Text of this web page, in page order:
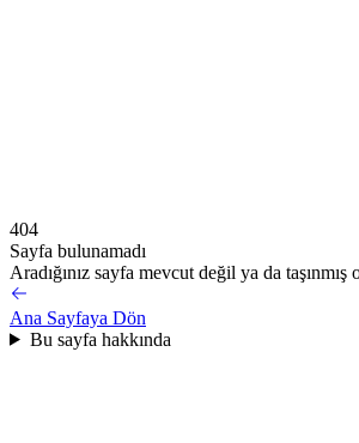
404
Sayfa bulunamadı
Aradığınız sayfa mevcut değil ya da taşınmış
Ana Sayfaya Dön
Bu sayfa hakkında